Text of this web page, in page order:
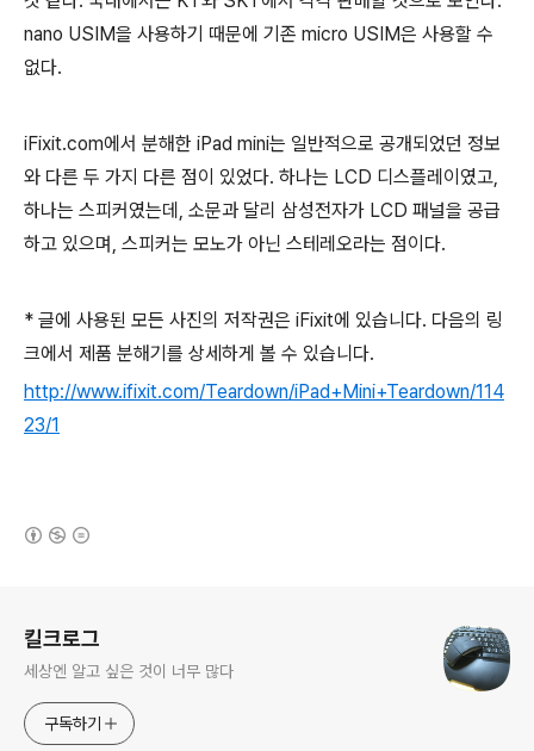
nano USIM을 사용하기 때문에 기존 micro USIM은 사용할 수
없다.
iFixit.com에서 분해한 iPad mini는 일반적으로 공개되었던 정보
와 다른 두 가지 다른 점이 있었다. 하나는 LCD 디스플레이였고,
하나는 스피커였는데, 소문과 달리 삼성전자가 LCD 패널을 공급
하고 있으며, 스피커는 모노가 아닌 스테레오라는 점이다.
* 글에 사용된 모든 사진의 저작권은 iFixit에 있습니다. 다음의 링
크에서 제품 분해기를 상세하게 볼 수 있습니다.
http://www.ifixit.com/Teardown/iPad+Mini+Teardown/114
23/1
킬크로그
세상엔 알고 싶은 것이 너무 많다
구독하기